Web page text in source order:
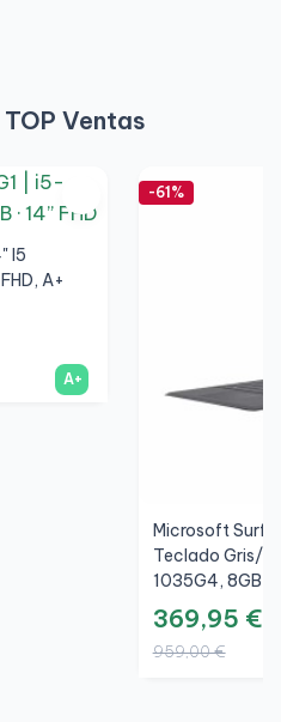
Ventas
I5
A+
A+
-61%
Microsoft
Teclado Gris/
1035G4, 8GB,
369,95 €
959,00 €